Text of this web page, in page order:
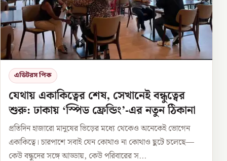
এডিটরস পিক
যেথায় একাকিত্বের শেষ, সেখানেই বন্ধুত্বের
শুরু: ঢাকায় ‘স্পিড ফ্রেন্ডিং’-এর নতুন ঠিকানা
প্রতিদিন হাজারো মানুষের ভিড়ের মধ্যে থেকেও অনেকেই ভোগেন
একাকিত্বে। চারপাশে সবাই যেন কোথাও না কোথাও ছুটে চলেছে—
কেউ বন্ধুদের সঙ্গে আড্ডায়, কেউ পরিবারের স...